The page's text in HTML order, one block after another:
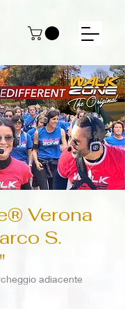
Verona
S.
adiacente